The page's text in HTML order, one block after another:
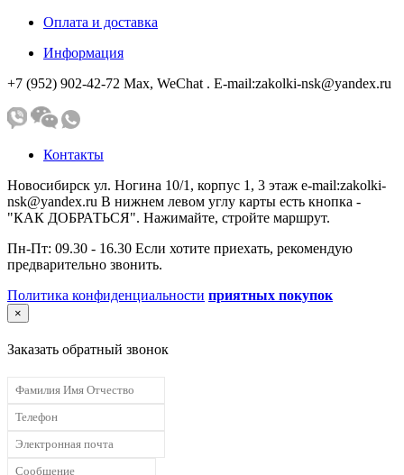
Оплата и доставка
Информация
+7 (952) 902-42-72 Мах, WeChat . E-mail:zakolki-nsk@yandex.ru
Контакты
Новосибирск ул. Ногина 10/1, корпус 1, 3 этаж e-mail:zakolki-
nsk@yandex.ru В нижнем левом углу карты есть кнопка -
"КАК ДОБРАТЬСЯ". Нажимайте, стройте маршрут.
Пн-Пт: 09.30 - 16.30 Если хотите приехать, рекомендую
предварительно звонить.
Политика конфиденциальности приятных покупок
×
Заказать обратный звонок